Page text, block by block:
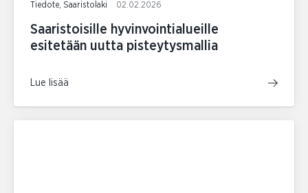
Tiedote, Saaristolaki 02.02.2026
Saaristoisille hyvinvointialueille
esitetään uutta pisteytysmallia
Lue lisää